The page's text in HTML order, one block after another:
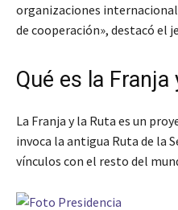
organizaciones
de cooperación», destacó el
Qué es la Franja
La Franja y la Ruta es un
invoca la antigua Ruta de la
vínculos con el resto del